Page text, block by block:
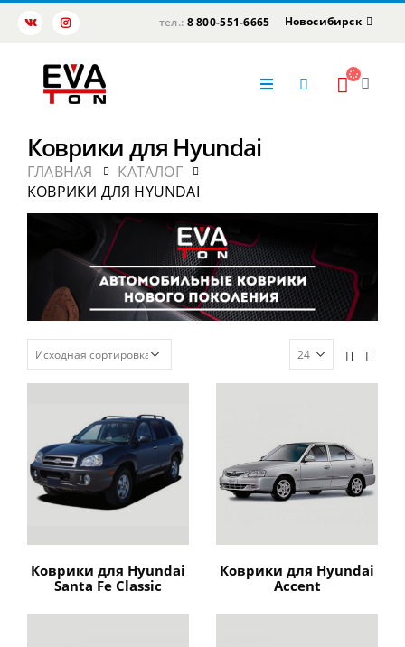
тел.: 8 800-551-6665 Новосибирск
Коврики для Hyundai
ГЛАВНАЯ
КАТАЛОГ
КОВРИКИ ДЛЯ HYUNDAI
Коврики для Hyundai
Santa Fe Classic
Коврики для Hyundai
Accent